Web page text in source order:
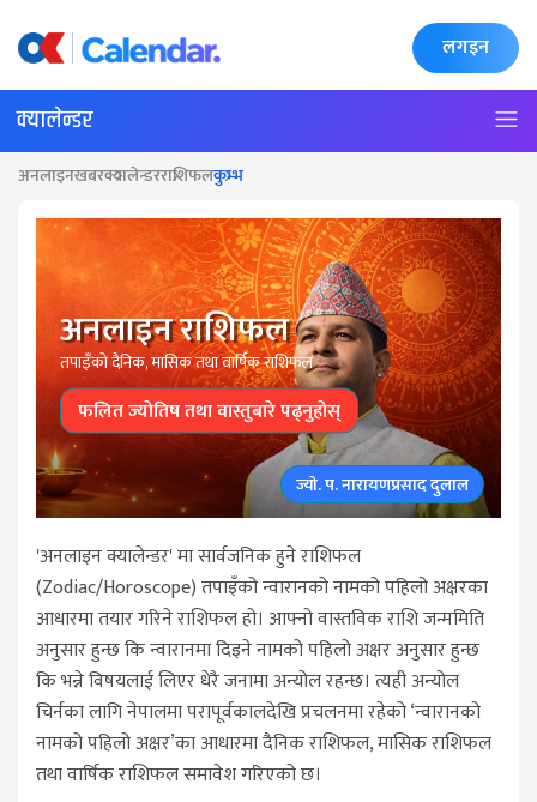
लगइन
क्यालेन्डर
अनलाइनखबरक्यालेन्डरराशिफलकुम्भ
अनलाइन राशिफल
तपाइँकाे दैनिक, मासिक तथा वार्षिक राशिफल
फलित ज्याेतिष तथा वास्तुबारे पढ्नुहाेस्
ज्याे. प. नारायणप्रसाद दुलाल
'अनलाइन क्यालेन्डर' मा सार्वजनिक हुने राशिफल
(Zodiac/Horoscope) तपाइँको न्वारानको नामको पहिलो अक्षरका
आधारमा तयार गरिने राशिफल हो। आफ्नो वास्तविक राशि जन्ममिति
अनुसार हुन्छ कि न्वारानमा दिइने नामको पहिलो अक्षर अनुसार हुन्छ
कि भन्ने विषयलाई लिएर धेरै जनामा अन्योल रहन्छ। त्यही अन्योल
चिर्नका लागि नेपालमा परापूर्वकालदेखि प्रचलनमा रहेको ‘न्वारानको
नामको पहिलो अक्षर’का आधारमा दैनिक राशिफल, मासिक राशिफल
तथा वार्षिक राशिफल समावेश गरिएको छ।